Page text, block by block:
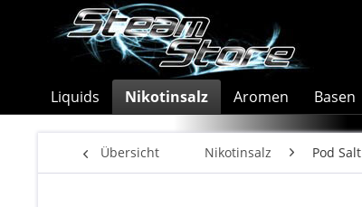
Liquids Nikotinsalz Aromen Basen
Übersicht Nikotinsalz Pod Salt